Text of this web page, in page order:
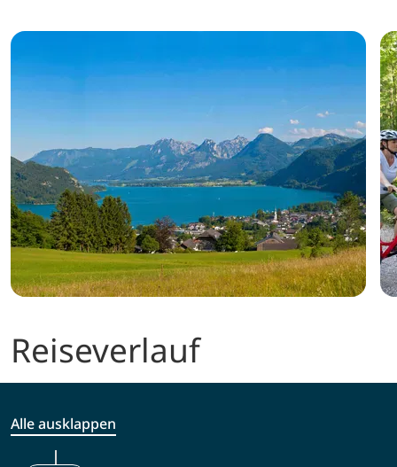
Reiseverlauf
Alle ausklappen